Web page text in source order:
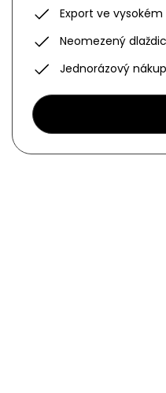
Export ve vysokém
Neomezený
Jednorázový